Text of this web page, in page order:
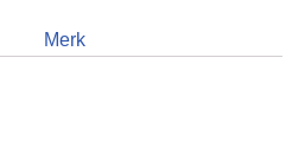
Merk